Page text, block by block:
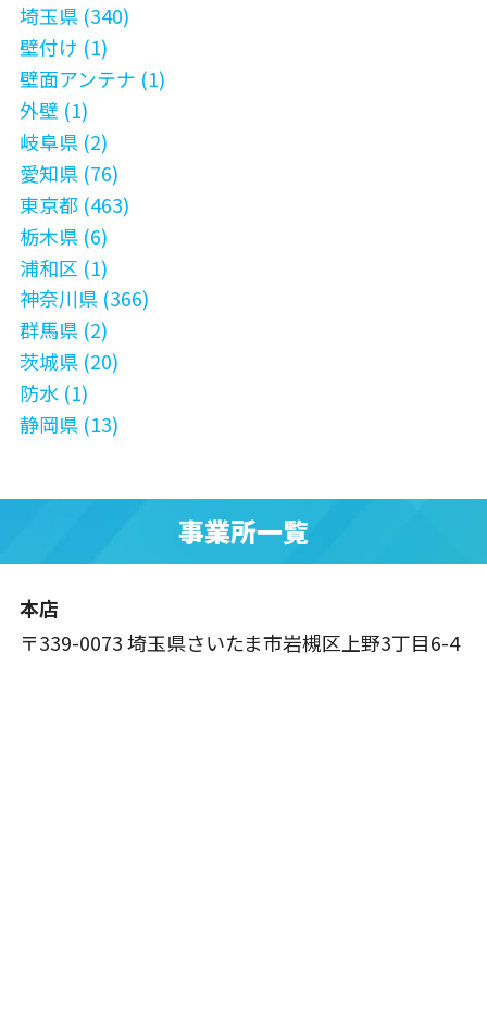
埼玉県 (340)
壁付け (1)
壁面アンテナ (1)
外壁 (1)
岐阜県 (2)
愛知県 (76)
東京都 (463)
栃木県 (6)
浦和区 (1)
神奈川県 (366)
群馬県 (2)
茨城県 (20)
防水 (1)
静岡県 (13)
事業所一覧
本店
〒339-0073 埼玉県さいたま市岩槻区上野3丁目6-4